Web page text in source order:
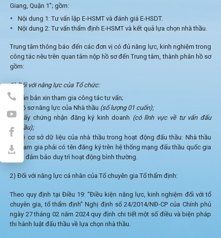
Giang, Quận 1”; gồm:
Nội dung 1: Tư vấn lập E-HSMT và đánh giá E-HSDT.
Nội dung 2: Tư vấn thẩm định E-HSMT và kết quả lựa chọn nhà thầu.
Trung tâm thông báo đến các đơn vị có đủ năng lực, kinh nghiệm trong
công tác nêu trên quan tâm nộp hồ sơ đến Trung tâm, thành phân hồ sơ
gồm:
1) Đối với năng lực của Tổ chức:
Văn bản xin tham gia công tác tư vấn;
Hồ sơ năng lực của Nhà thầu (số lượng 01 cuốn);
Giấy chứng nhận đăng ký kinh doanh (có lĩnh vực về tư vấn đấu
thầu);
Về cơ sở dữ liệu của nhà thầu trong hoạt động đấu thầu: Nhà thầu
tham gia phải có tên đăng ký trên hệ thống mạng đấu thầu quốc gia
và đảm bảo duy trì hoạt động bình thường.
2) Đối với năng lực cá nhân của Tổ chuyên gia Tổ thẩm định:
Theo quy định tại Điều 19: “Điều kiện năng lực, kinh nghiệm đối với tổ
chuyên gia, tổ thẩm định” Nghị định số 24/2014/NĐ-CP của Chính phủ
ngày 27 tháng 02 năm 2024 quy định chi tiết một số điều và biện pháp
thi hành luật đấu thầu về lựa chọn nhà thầu.